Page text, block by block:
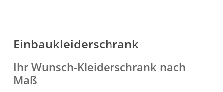
Einbaukleiderschrank
Ihr Wunsch-Kleiderschrank nach
Maß